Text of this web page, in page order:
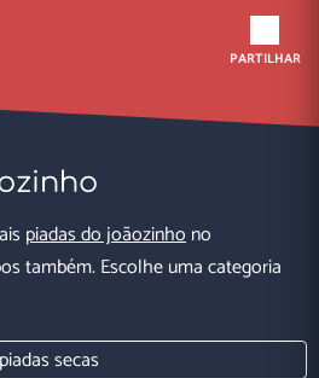
PARTILHAR
piadas do joãozinhono
também. Escolhe uma categoria
piadas secas